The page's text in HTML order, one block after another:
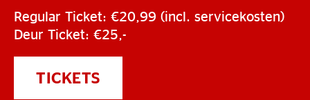
Regular Ticket: €20,99 (incl. servicekosten)
Deur Ticket: €25,-
TICKETS